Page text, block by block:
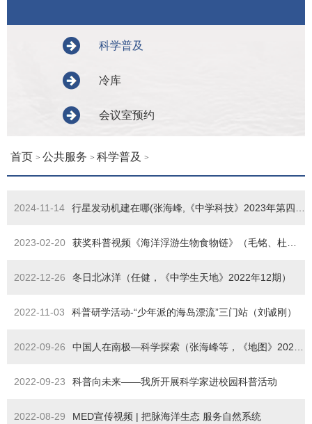
科学普及
冷库
会议室预约
首页 > 公共服务 > 科学普及 >
2024-11-14
2023-02-20
2022-12-26 冬日北冰洋（任健，《中学生天地》2022年12期）
2022-11-03 科普研学活动-“少年派的海岛漂流”三门站（刘诚刚）
2022-09-26
2022-09-23 科普向未来——我所开展科学家进校园科普活动
2022-08-29 MED宣传视频 | 把脉海洋生态 服务自然系统